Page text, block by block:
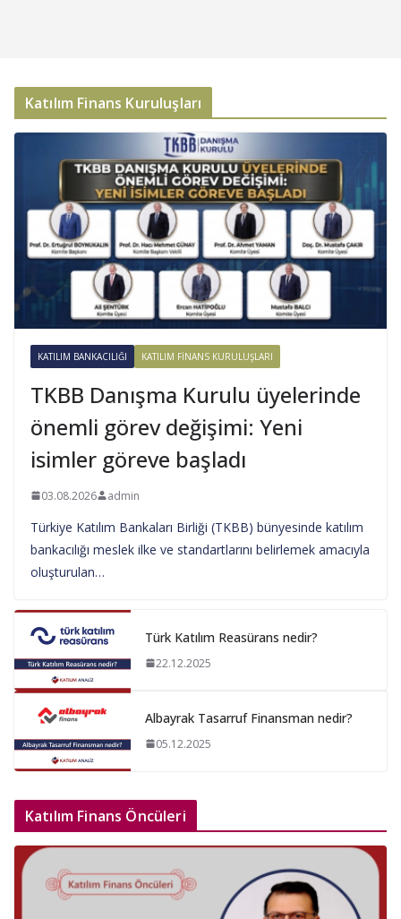
Katılım Finans Kuruluşları
KATILIM BANKACILIĞI KATILIM FINANS KURULUŞLARI
TKBB Danışma Kurulu üyelerinde
önemli görev değişimi: Yeni
isimler göreve başladı
03.08.2026 admin
Türkiye Katılım Bankaları Birliği (TKBB) bünyesinde katılım
bankacılığı meslek ilke ve standartlarını belirlemek amacıyla
oluşturulan…
Türk Katılım Reasürans nedir?
22.12.2025
Albayrak Tasarruf Finansman nedir?
05.12.2025
Katılım Finans Öncüleri